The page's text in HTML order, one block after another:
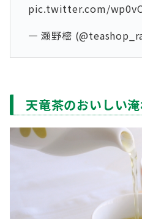
pic.twitter.com/
— 瀬野樒
天竜茶のおいしい